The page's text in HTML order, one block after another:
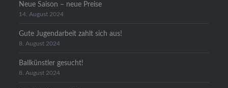
Neue Saison – neue Preise
14. August 2024
Gute Jugendarbeit zahlt sich aus!
8. August 2024
Ballkünstler gesucht!
8. August 2024